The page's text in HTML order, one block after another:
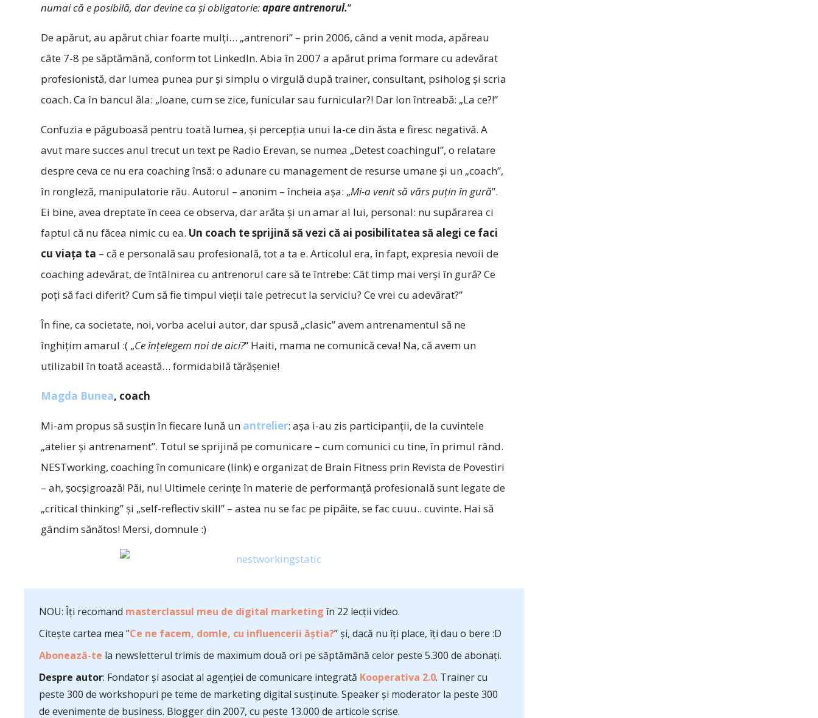
numai că e posibilă, dar devine ca şi obligatorie:apare antrenorul.”
De apărut, au apărut chiar foarte mulţi… „antrenori” – prin 2006, când a venit moda, apăreau
câte 7-8 pe săptămână, conform tot LinkedIn. Abia în 2007 a apărut prima formare cu adevărat
profesionistă, dar lumea punea pur şi simplu o virgulă după trainer, consultant, psiholog şi scria
coach. Ca în bancul ăla: „Ioane, cum se zice, funicular sau furnicular?! Dar Ion întreabă: „La ce?!”
Confuzia e păguboasă pentru toată lumea, şi percepţia unui la-ce din ăsta e firesc negativă. A
avut mare succes anul trecut un text pe Radio Erevan, se numea „Detest coachingul”, o relatare
despre ceva ce nu era coaching însă: o adunare cu management de resurse umane şi un „coach”,
în rongleză, manipulatorie rău. Autorul – anonim – încheia aşa: „Mi-a venit să vărs puţin în gură”.
Ei bine, avea dreptate în ceea ce observa, dar arăta şi un amar al lui, personal: nu supărarea ci
faptul că nu făcea nimic cu ea. Un coach te sprijină să vezi că ai posibilitatea să alegi ce faci
cu viaţa ta – că e personală sau profesională, tot a ta e. Articolul era, în fapt, expresia nevoii de
coaching adevărat, de întâlnirea cu antrenorul care să te întrebe: Cât timp mai verşi în gură? Ce
poţi să faci diferit? Cum să fie timpul vieţii tale petrecut la serviciu? Ce vrei cu adevărat?”
În fine, ca societate, noi, vorba acelui autor, dar spusă „clasic” avem antrenamentul să ne
înghiţim amarul :( „Ce înţelegem noi de aici?” Haiti, mama ne comunică ceva! Na, că avem un
utilizabil în toată această… formidabilă tărăşenie!
Magda Bunea, coach
Mi-am propus să susţin în fiecare lună un antrelier: aşa i-au zis participanţii, de la cuvintele
„atelier şi antrenament”. Totul se sprijină pe comunicare – cum comunici cu tine, în primul rând.
NESTworking, coaching în comunicare (link) e organizat de Brain Fitness prin Revista de Povestiri
– ah, şocşigroază! Păi, nu! Ultimele cerinţe în materie de performanţă profesională sunt legate de
„critical thinking” şi „self-reflectiv skill” – astea nu se fac pe pipăite, se fac cuuu.. cuvinte. Hai să
gândim sănătos! Mersi, domnule :)
NOU: Îți recomand masterclassul meu de digital marketing în 22 lecții video.
Citește cartea mea ”Ce ne facem, domle, cu influencerii ăștia?” și, dacă nu îți place, îți dau o bere :D
Abonează-te la newsletterul trimis de maximum două ori pe săptămână celor peste 5.300 de abonați.
Despre autor: Fondator și asociat al agenției de comunicare integrată Kooperativa 2.0. Trainer cu
peste 300 de workshopuri pe teme de marketing digital susținute. Speaker și moderator la peste 300
de evenimente de business. Blogger din 2007, cu peste 13.000 de articole scrise.